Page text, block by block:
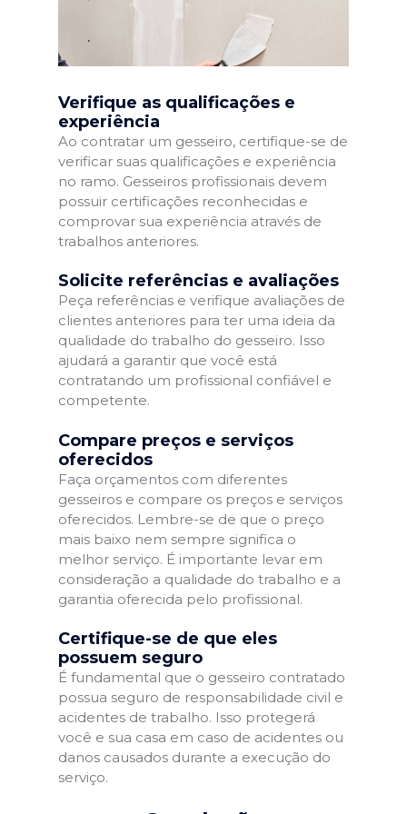
Verifique as qualificações e
experiência
Ao contratar um gesseiro, certifique-se de
verificar suas qualificações e experiência
no ramo. Gesseiros profissionais devem
possuir certificações reconhecidas e
comprovar sua experiência através de
trabalhos anteriores.
Solicite referências e avaliações
Peça referências e verifique avaliações de
clientes anteriores para ter uma ideia da
qualidade do trabalho do gesseiro. Isso
ajudará a garantir que você está
contratando um profissional confiável e
competente.
Compare preços e serviços
oferecidos
Faça orçamentos com diferentes
gesseiros e compare os preços e serviços
oferecidos. Lembre-se de que o preço
mais baixo nem sempre significa o
melhor serviço. É importante levar em
consideração a qualidade do trabalho e a
garantia oferecida pelo profissional.
Certifique-se de que eles
possuem seguro
É fundamental que o gesseiro contratado
possua seguro de responsabilidade civil e
acidentes de trabalho. Isso protegerá
você e sua casa em caso de acidentes ou
danos causados durante a execução do
serviço.